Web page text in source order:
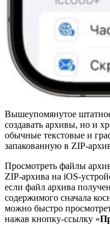
Вышеупомянутое
создавать архивы, но и
обычные текстовые и
запакованную в ZIP-
Просмотреть файлы
ZIP-архива на iOS-
если файл архива
содержимого сначала
можно быстро
нажав кнопку-ссылку «